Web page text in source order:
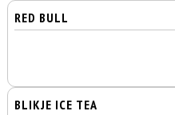
RED BULL
BLIKJE ICE TEA